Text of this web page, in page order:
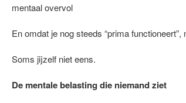
mentaal overvol
En omdat je nog steeds “prima
Soms jijzelf niet eens.
De mentale belasting die niemand ziet